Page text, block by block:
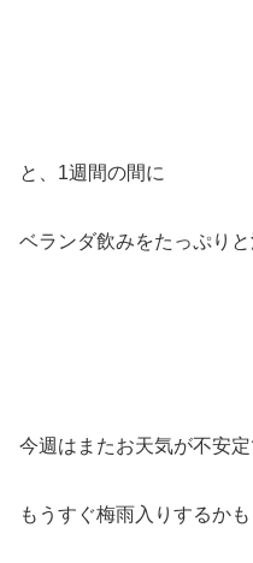
と、1週間の間に
ベランダ飲みをたっぷりと
今週はまたお天気が不安
もうすぐ梅雨入りするか